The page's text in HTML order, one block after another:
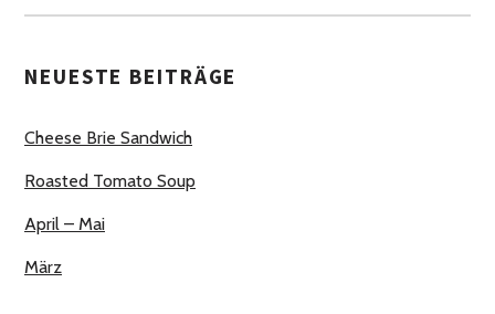
NEUESTE BEITRÄGE
Cheese Brie Sandwich
Roasted Tomato Soup
April – Mai
März